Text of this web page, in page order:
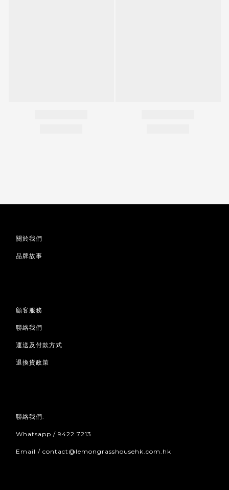
關於我們
品牌故事
顧客服務
聯絡我們
運送及付款方式
退換貨政策
聯絡我們:
Whatsapp / 9422 7213
Email / contact@lemongrasshousehk.com.hk